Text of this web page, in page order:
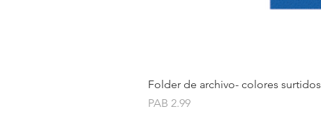
Folder de archivo- colores surtidos
Price
PAB 2.99